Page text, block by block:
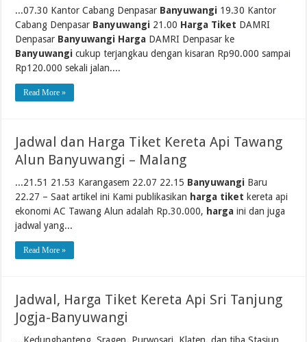
...07.30 Kantor Cabang Denpasar Banyuwangi 19.30 Kantor
Cabang Denpasar Banyuwangi 21.00 Harga Tiket DAMRI
Denpasar Banyuwangi Harga DAMRI Denpasar ke
Banyuwangi cukup terjangkau dengan kisaran Rp90.000 sampai
Rp120.000 sekali jalan....
Read More »
Jadwal dan Harga Tiket Kereta Api Tawang
Alun Banyuwangi – Malang
...21.51 21.53 Karangasem 22.07 22.15 Banyuwangi Baru
22.27 – Saat artikel ini Kami publikasikan harga tiket kereta api
ekonomi AC Tawang Alun adalah Rp.30.000, harga ini dan juga
jadwal yang...
Read More »
Jadwal, Harga Tiket Kereta Api Sri Tanjung
Jogja-Banyuwangi